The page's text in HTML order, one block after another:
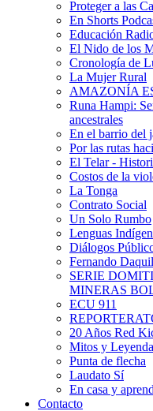
Proteger a las
En Shorts
Educación
El Nido de los
Cronología de
La Mujer Rural
AMAZONÍA
Runa Hampi:
ancestrales
En el barrio del
Por las rutas
El Telar -
Costos de la
La Tonga
Contrato Social
Un Solo Rumbo
Lenguas
Diálogos
Fernando
SERIE
MINERAS
ECU 911
20 Años Red
Mitos y
Punta de flecha
Laudato Sí
En casa y
Contacto